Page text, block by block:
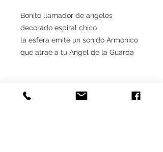
Bonito llamador de angeles
decorado espiral chico
la esfera emite un sonido Armonico
que atrae a tu Angel de la Guarda
INFO DEL PRODUCTO